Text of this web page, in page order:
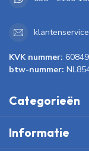
KVK nummer:
btw-nummer:
Categorieën
Informatie